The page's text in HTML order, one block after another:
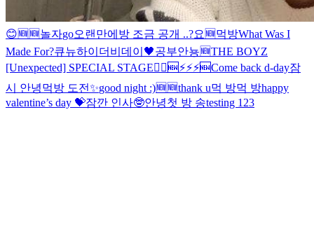
😊🆕 🆕놀자go오랜만에 방 조금 공개 ..?요 🆕먹방What Was I
Made For?큐뉴하이 더비데이🖤공부안뇽🆕THE BOYZ
[Unexpected] SPECIAL STAGE🏃‍♂️🆕 ⚡️⚡️⚡️🆕Come back d-day잠
시 안녕먹방 도전✨good night :)🆕 🆕thank u먹 방먹 방happy
valentine’s day 💝잠깐 인사🤓안녕첫 방 송testing 123